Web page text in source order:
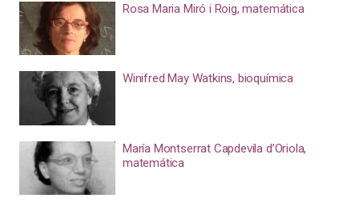
Rosa Maria Miró i Roig, matemática
Winifred May Watkins, bioquímica
María Montserrat Capdevila d’Oriola,
matemática